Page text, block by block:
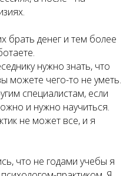
денег и тем более
нужно знать, что
можете чего-то не уметь.
специалистам, если
и нужно научиться.
не может все, и я
что не годами учебы я